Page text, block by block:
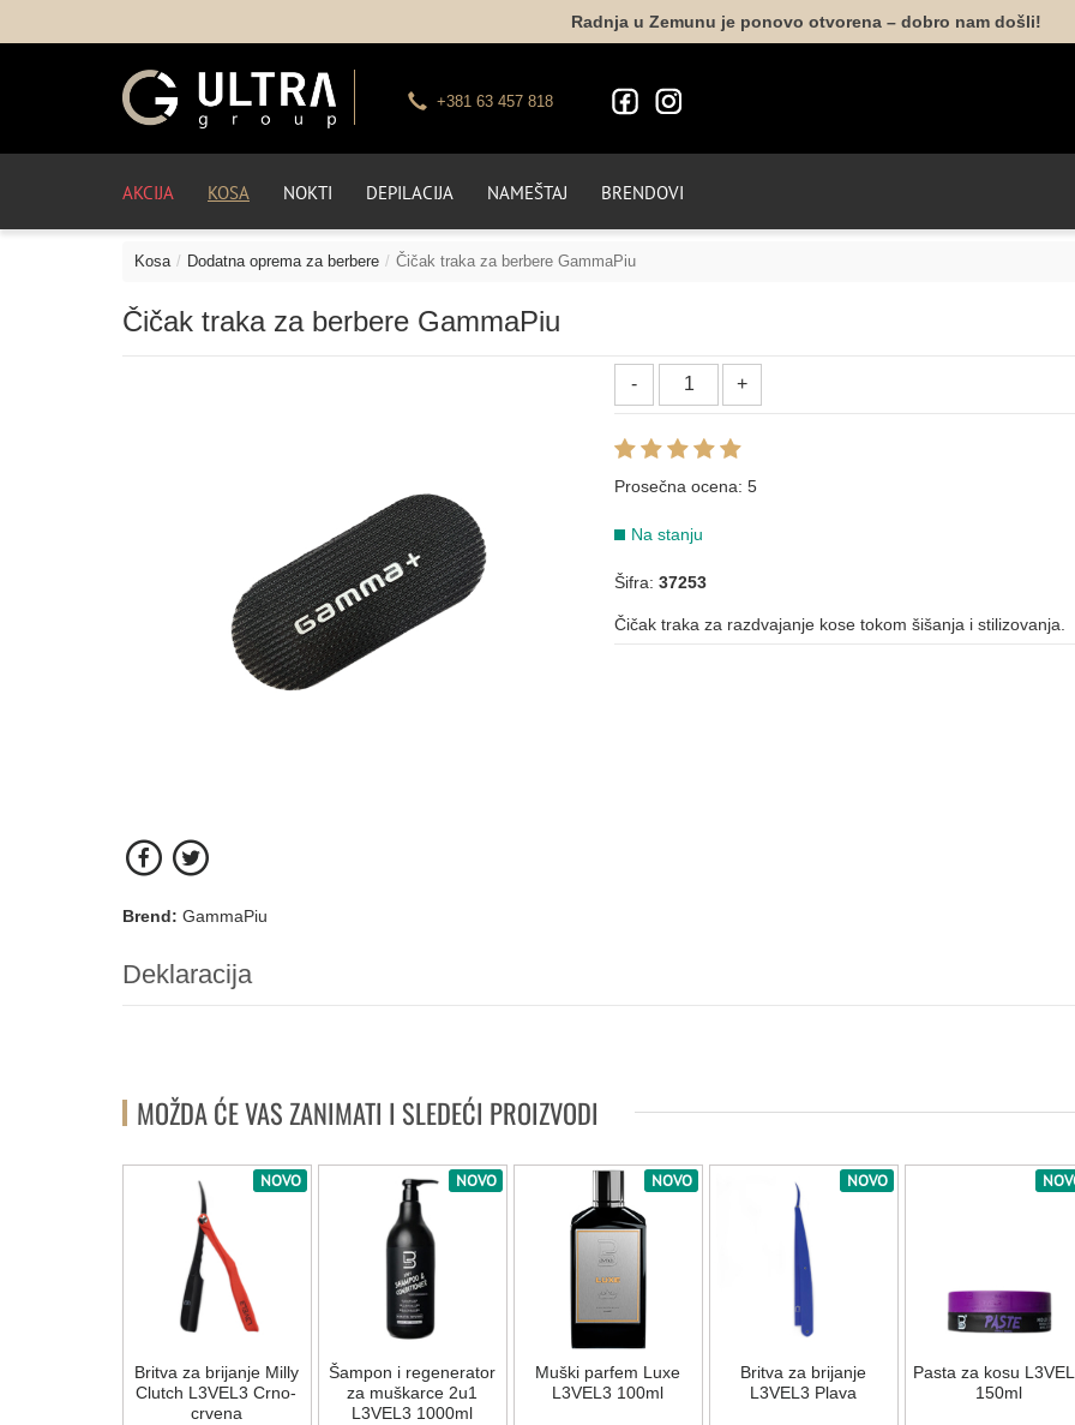
Radnja u Zemunu je ponovo otvorena – dobro nam došli!
+381 63 457 818
AKCIJA KOSA NOKTI DEPILACIJA NAMEŠTAJ BRENDOVI
Kosa Dodatna oprema za berbere Čičak traka za berbere GammaPiu
Čičak traka za berbere GammaPiu
Prosečna ocena:5
Na stanju
Šifra:37253
Čičak traka za razdvajanje kose tokom šišanja i stilizovanja.
Brend: GammaPiu
Deklaracija
MOŽDA ĆE VAS ZANIMATI I SLEDEĆI PROIZVODI
NOVO
Britva za brijanje Milly
Clutch L3VEL3 Crno-
crvena
NOVO
Šampon i regenerator
za muškarce 2u1
L3VEL3 1000ml
NOVO
Muški parfem Luxe
L3VEL3 100ml
NOVO
Britva za brijanje
L3VEL3 Plava
Pasta za kosu
150ml